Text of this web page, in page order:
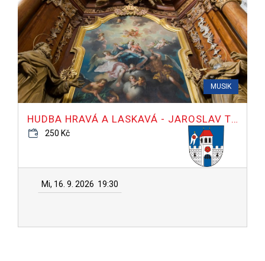
MUSIK
HUDBA HRAVÁ A LASKAVÁ - JAROSLAV TŮMA
250 Kč
Mi, 16. 9. 2026 19:30